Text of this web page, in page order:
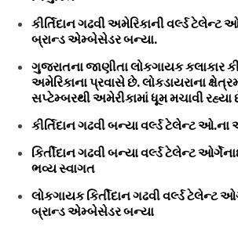
કીર્તિદાન ગઢવી અમેરિકાની વર્લ્ડ
બ્રાન્ડ એમ્બેસેડર બન્યા.
ગુજરાતના જાણીતા લોકગાયક કલાકાર
અમેરિકાના પ્રવાસે છે. લોકડાયરાના
સપ્ટેમ્બરથી અમેરીકામાં ધૂમ મચાવી રહ્યા
કીર્તિદાન ગઢવી બન્યા વર્લ્ડ ટેલેન્ટ
કિર્તીદાન ગઢવી બન્યા વર્લ્ડ ટેલેન્ટ
ભવ્ય સ્વાગત
લોકગાયક કિર્તીદાન ગઢવી વર્લ્ડ ટેલેન્ટ
બ્રાન્ડ એમ્બેસેડર બન્યા